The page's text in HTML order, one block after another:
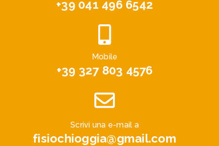
+39 041 496 6542
+39 327 803 4576
Mobile
fisiochioggia@gmail.com
Scrivi una e-mail a